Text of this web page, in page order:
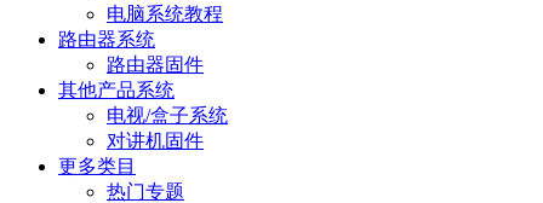
电脑系统教程
路由器系统
路由器固件
其他产品系统
电视/盒子系统
对讲机固件
更多类目
热门专题